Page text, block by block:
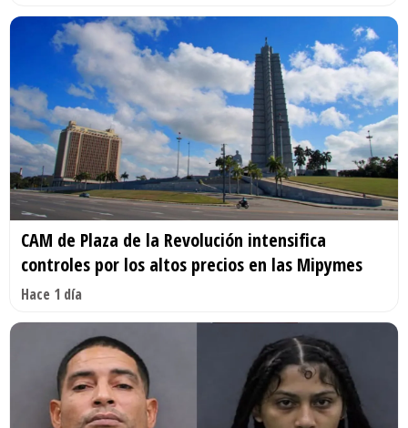
CAM de Plaza de la Revolución intensifica
controles por los altos precios en las Mipymes
Hace 1 día